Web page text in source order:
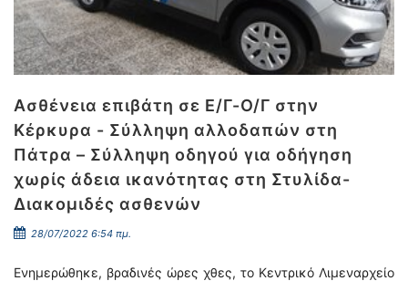
Ασθένεια επιβάτη σε Ε/Γ-Ο/Γ στην
Κέρκυρα - Σύλληψη αλλοδαπών στη
Πάτρα – Σύλληψη οδηγού για οδήγηση
χωρίς άδεια ικανότητας στη Στυλίδα-
Διακομιδές ασθενών
28/07/2022 6:54 πμ.
Ενημερώθηκε, βραδινές ώρες χθες, το Κεντρικό Λιμεναρχείο